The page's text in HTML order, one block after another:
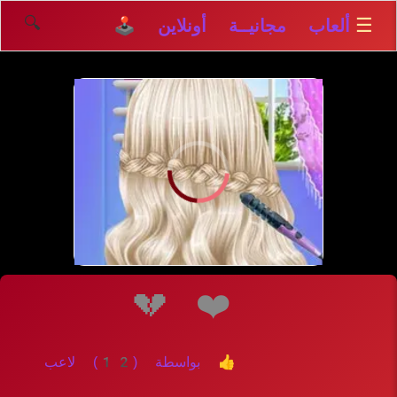
☰ ألعاب مجانيــة أونلاين 🕹️ 🔍
إلعــــب
❤️
💔
👍 بواسطة (12) لاعب